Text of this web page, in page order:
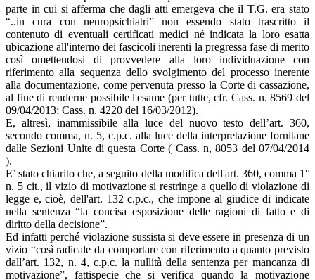
parte in cui si afferma che dagli atti emergeva che il T.G. era stato
“..in cura con neuropsichiatri” non essendo stato trascritto il
contenuto di eventuali certificati medici né indicata la loro esatta
ubicazione all'interno dei fascicoli inerenti la pregressa fase di merito
così omettendosi di provvedere alla loro individuazione con
riferimento alla sequenza dello svolgimento del processo inerente
alla documentazione, come pervenuta presso la Corte di cassazione,
al fine di renderne possibile l'esame (per tutte, cfr. Cass. n. 8569 del
09/04/2013; Cass. n. 4220 del 16/03/2012).
E, altresì, inammissibile alla luce del nuovo testo dell’art. 360,
secondo comma, n. 5, c.p.c. alla luce della interpretazione fornitane
dalle Sezioni Unite di questa Corte ( Cass. n, 8053 del 07/04/2014
).
E’ stato chiarito che, a seguito della modifica dell'art. 360, comma 1°
n. 5 cit., il vizio di motivazione si restringe a quello di violazione di
legge e, cioè, dell'art. 132 c.p.c., che impone al giudice di indicate
nella sentenza “la concisa esposizione delle ragioni di fatto e di
diritto della decisione”.
Ed infatti perché violazione sussista si deve essere in presenza di un
vizio “così radicale da comportare con riferimento a quanto previsto
dall’art. 132, n. 4, c.p.c. la nullità della sentenza per mancanza di
motivazione”, fattispecie che si verifica quando la motivazione